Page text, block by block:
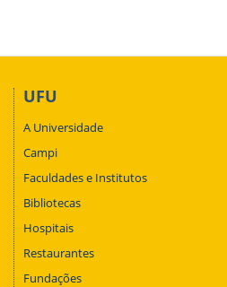
UFU
A Universidade
Campi
Faculdades e Institutos
Bibliotecas
Hospitais
Restaurantes
Fundações